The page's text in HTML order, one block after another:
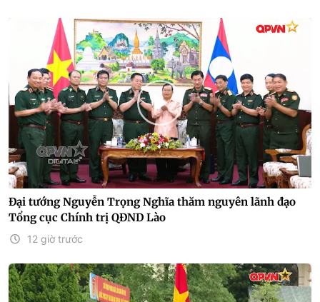
Đại tướng Nguyễn Trọng Nghĩa thăm nguyên lãnh đạo
Tổng cục Chính trị QĐND Lào
12 giờ trước